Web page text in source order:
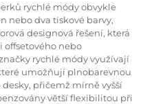
rychlé módy obvykle
nebo dva tiskové barvy,
designová řešení, která
nebo
rychlé módy využívají
umožňují plnobarevnou
přičemž mírně vyšší
větší flexibilitou při